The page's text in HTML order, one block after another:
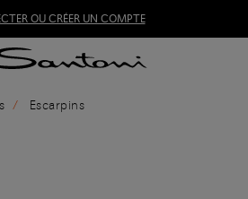
OU CRÉER UN COMPTE
Escarpins